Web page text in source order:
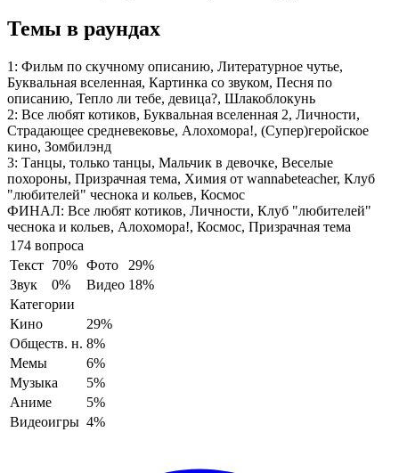
Темы в раундах
1: Фильм по скучному описанию, Литературное чутье,
Буквальная вселенная, Картинка со звуком, Песня по
описанию, Тепло ли тебе, девица?, Шлакоблокунь
2: Все любят котиков, Буквальная вселенная 2, Личности,
Страдающее средневековье, Алохомора!, (Супер)геройское
кино, Зомбилэнд
3: Танцы, только танцы, Мальчик в девочке, Веселые
похороны, Призрачная тема, Химия от wannabeteacher, Клуб
"любителей" чеснока и кольев, Космос
ФИНАЛ: Все любят котиков, Личности, Клуб "любителей"
чеснока и кольев, Алохомора!, Космос, Призрачная тема
174 вопроса
Текст 70% Фото
29%
Звук
0% Видео 18%
Категории
Кино
29%
Обществ. н. 8%
Мемы
6%
Музыка
5%
Аниме
5%
Видеоигры 4%